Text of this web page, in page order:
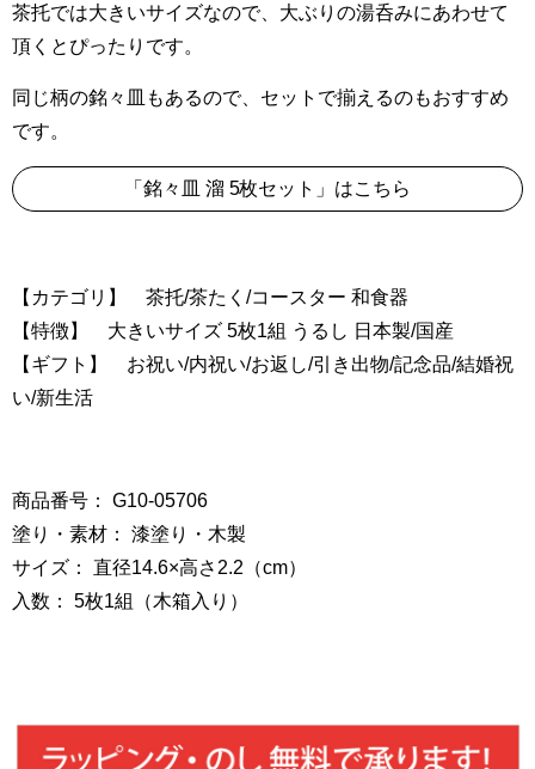
茶托では大きいサイズなので、大ぶりの湯呑みにあわせて
頂くとぴったりです。
同じ柄の銘々皿もあるので、セットで揃えるのもおすすめ
です。
「銘々皿 溜 5枚セット」はこちら
【カテゴリ】 茶托/茶たく/コースター 和食器
【特徴】 大きいサイズ 5枚1組 うるし 日本製/国産
【ギフト】 お祝い/内祝い/お返し/引き出物/記念品/結婚祝
い/新生活
商品番号： G10-05706
塗り・素材： 漆塗り・木製
サイズ： 直径14.6×高さ2.2（cm）
入数： 5枚1組（木箱入り）